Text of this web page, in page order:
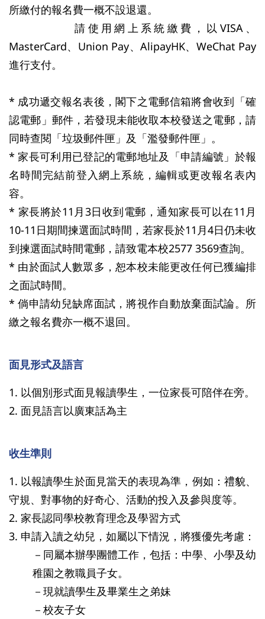
所繳付的報名費一概不設退還。
請使用網上系統繳費，以VISA、
MasterCard、Union Pay、AlipayHK、WeChat Pay
進行支付。
* 成功遞交報名表後，閣下之電郵信箱將會收到「確
認電郵」郵件，若發現未能收取本校發送之電郵，請
同時查閱「垃圾郵件匣」及「濫發郵件匣」。
* 家長可利用已登記的電郵地址及「申請編號」於報
名時間完結前登入網上系統，編輯或更改報名表內
容。
* 家長將於11月3日收到電郵，通知家長可以在11月
10-11日期間揀選面試時間，若家長於11月4日仍未收
到揀選面試時間電郵，請致電本校2577 3569查詢。
* 由於面試人數眾多，恕本校未能更改任何已獲編排
之面試時間。
* 倘申請幼兒缺席面試，將視作自動放棄面試論。所
繳之報名費亦一概不退回。
面見形式及語言
1. 以個別形式面見報讀學生，一位家長可陪伴在旁。
2. 面見語言以廣東話為主
收生準則
1. 以報讀學生於面見當天的表現為準，例如：禮貌、
守規、對事物的好奇心、活動的投入及參與度等。
2. 家長認同學校教育理念及學習方式
3. 申請入讀之幼兒，如屬以下情況，將獲優先考慮：
－同屬本辦學團體工作，包括：中學、小學及幼
稚園之教職員子女。
－現就讀學生及畢業生之弟妹
－校友子女